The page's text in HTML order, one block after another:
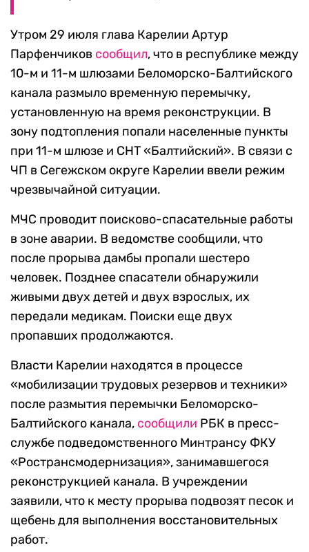
Утром 29 июля глава Карелии Артур
Парфенчиков сообщил, что в республике между
10-м и 11-м шлюзами Беломорско-Балтийского
канала размыло временную перемычку,
установленную на время реконструкции. В
зону подтопления попали населенные пункты
при 11-м шлюзе и СНТ «Балтийский». В связи с
ЧП в Сегежском округе Карелии ввели режим
чрезвычайной ситуации.
МЧС проводит поисково-спасательные работы
в зоне аварии. В ведомстве сообщили, что
после прорыва дамбы пропали шестеро
человек. Позднее спасатели обнаружили
живыми двух детей и двух взрослых, их
передали медикам. Поиски еще двух
пропавших продолжаются.
Власти Карелии находятся в процессе
«мобилизации трудовых резервов и техники»
после размытия перемычки Беломорско-
Балтийского канала, сообщили РБК в пресс-
службе подведомственного Минтрансу ФКУ
«Ространсмодернизация», занимавшегося
реконструкцией канала. В учреждении
заявили, что к месту прорыва подвозят песок и
щебень для выполнения восстановительных
работ.